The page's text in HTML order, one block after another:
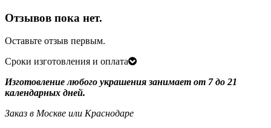
Отзывов пока нет.
Оставьте отзыв первым.
Сроки изготовления и оплата
Изготовление любого украшения занимает от 7 до 21
календарных дней.
Заказ в Москве или Краснодаре